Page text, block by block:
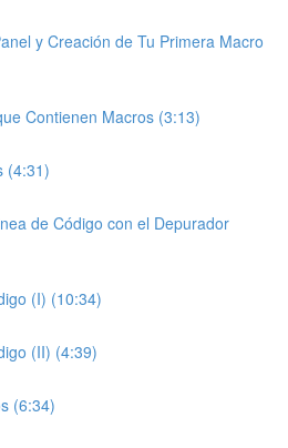
y Creación de Tu Primera Macro
Contienen Macros (3:13)
(4:31)
de Código con el Depurador
(I) (10:34)
(II) (4:39)
(6:34)